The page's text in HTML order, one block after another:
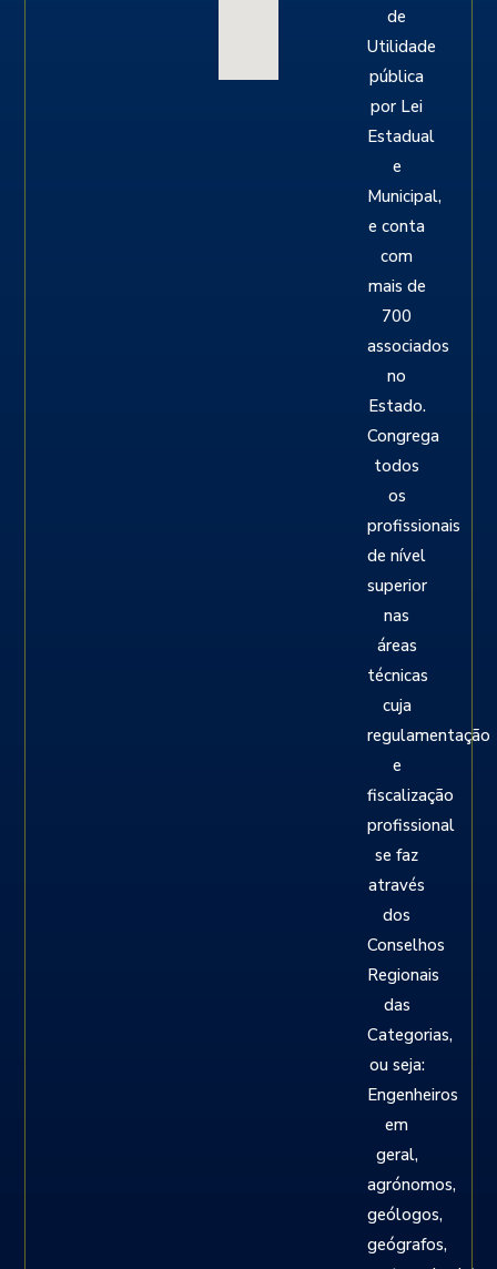
de
Utilidade
pública
por Lei
Estadual
e
Municipal,
e conta
com
mais de
700
associados
no
Estado.
Congrega
todos
os
profissionais
de nível
superior
nas
áreas
técnicas
cuja
regulamentação
e
fiscalização
profissional
se faz
através
dos
Conselhos
Regionais
das
Categorias,
ou seja:
Engenheiros
em
geral,
agrónomos,
geólogos,
geógrafos,